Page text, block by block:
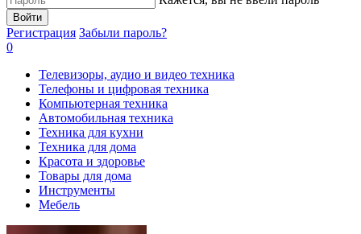
Войти
Регистрация Забыли пароль?
0
Телевизоры, аудио и видео техника
Телефоны и цифровая техника
Компьютерная техника
Автомобильная техника
Техника для кухни
Техника для дома
Красота и здоровье
Товары для дома
Инструменты
Мебель